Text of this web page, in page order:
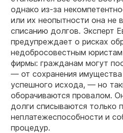
однако из-за
или их неопытности она не
списанию долгов. Эксперт
предупреждает о рисках
недобросовестным
фирмы: гражданам могут
— от сохранения имущества
успешного исхода, — но
оборачиваются провалом.
долги списываются только
неплатежеспособности и
процедур.